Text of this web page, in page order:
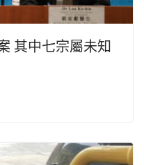
其中七宗屬未知